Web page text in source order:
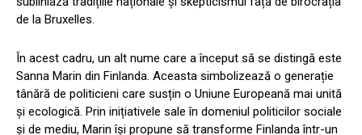
de la Bruxelles.
În acest cadru, un alt nume care a început să se distingă este
Sanna Marin din Finlanda. Aceasta simbolizează o generație
tânără de politicieni care susțin o Uniune Europeană mai unită
și ecologică. Prin inițiativele sale în domeniul politicilor sociale
și de mediu, Marin își propune să transforme Finlanda într-un